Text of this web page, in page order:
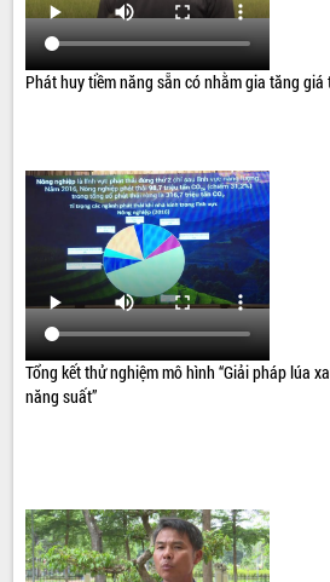
Phát huy tiềm năng sẵn có nhằm gia tăng
Tổng kết thử nghiệm mô hình “Giải pháp lúa
năng suất”